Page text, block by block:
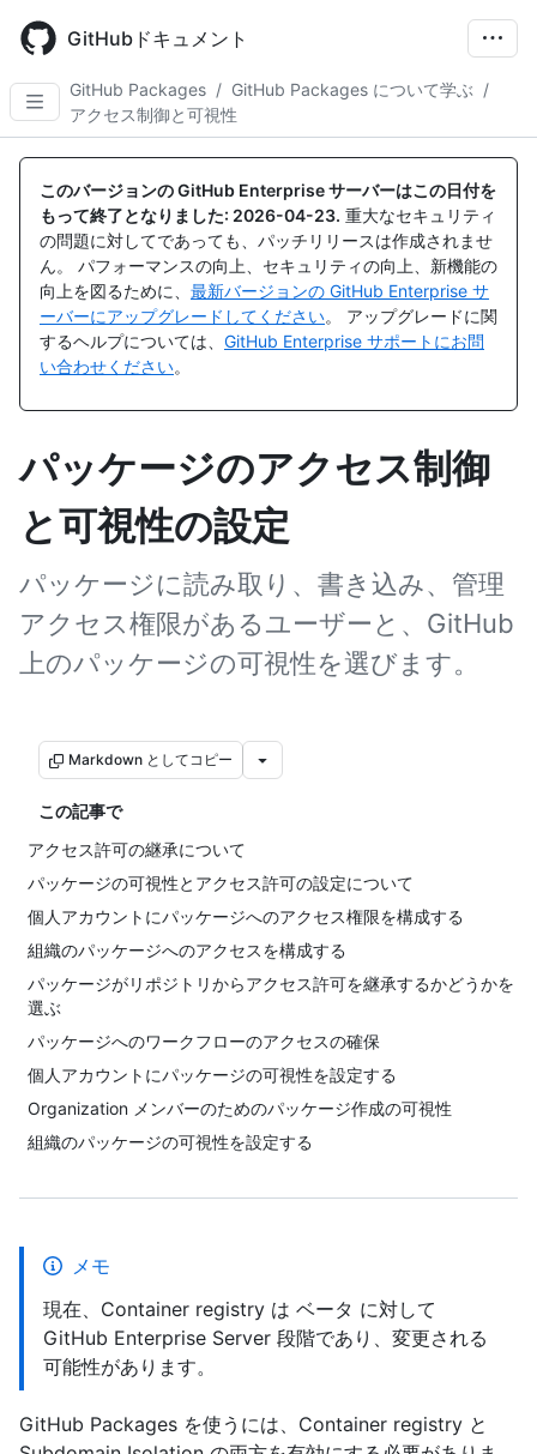
main
content
GitHubドキュメント
GitHub Packages / GitHub Packages について学ぶ /
アクセス制御と可視性
このバージョンの GitHub Enterprise サーバーはこの日付を
もって終了となりました: 2026-04-23. 重大なセキュリティ
の問題に対してであっても、パッチリリースは作成されませ
ん。 パフォーマンスの向上、セキュリティの向上、新機能の
向上を図るために、 最新バージョンの GitHub Enterprise サ
ーバーにアップグレードしてください。 アップグレードに関
するヘルプについては、 GitHub Enterprise サポートにお問
い合わせください。
パッケージのアクセス制御
と可視性の設定
パッケージに読み取り、書き込み、管理
アクセス権限があるユーザーと、GitHub
上のパッケージの可視性を選びます。
Markdown としてコピー
この記事で
アクセス許可の継承について
パッケージの可視性とアクセス許可の設定について
個人アカウントにパッケージへのアクセス権限を構成する
組織のパッケージへのアクセスを構成する
パッケージがリポジトリからアクセス許可を継承するかどうかを
選ぶ
パッケージへのワークフローのアクセスの確保
個人アカウントにパッケージの可視性を設定する
Organization メンバーのためのパッケージ作成の可視性
組織のパッケージの可視性を設定する
メモ
現在、Container registry は ベータ に対して
GitHub Enterprise Server 段階であり、変更される
可能性があります。
GitHub Packages を使うには、Container registry と